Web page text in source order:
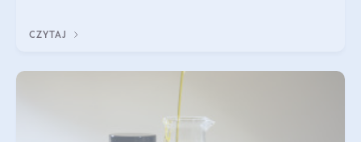
CZYTAJ